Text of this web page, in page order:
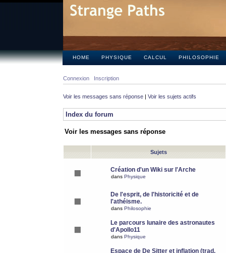
HOME PHYSIQUE CALCUL PHILOSOPHIE
Connexion Inscription
Voir les messages sans réponse | Voir les sujets actifs
Index du forum
Voir les messages sans réponse
Sujets
Création d'un Wiki sur l'Arche
dans Physique
De l'esprit, de l'historicité et de
l'athéisme.
dans Philosophie
Le parcours lunaire des astronautes
d'Apollo11
dans Physique
Espace de De Sitter et inflation (trad.